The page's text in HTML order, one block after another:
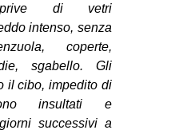
in
Fb
tw
bsky
prive di vetri
intenso, senza
coperte,
sgabello. Gli
il cibo, impedito di
insultati e
successivi a